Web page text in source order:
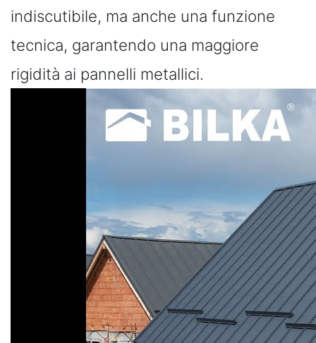
indiscutibile, ma anche una funzione
tecnica, garantendo una maggiore
rigidità ai pannelli metallici.